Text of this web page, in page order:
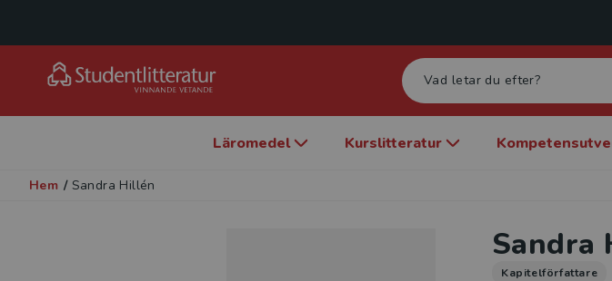
Läromedel Kurslitteratur
Hem / Sandra Hillén
Sandra
Kapitelförfattare